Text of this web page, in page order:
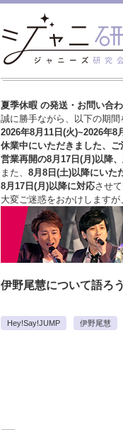
夏季休暇 の発送・お問い合
誠に勝手ながら、以下の期間
2026年8月11日(火)~2026年8
休業中にいただきました、ご
営業再開の8月17日(月)以降
また、 8月8日(土)以降にいた
8月17日(月)以降に対応させ
大変ご迷惑をおかけしますが
伊野尾慧について語ろう
Hey!Say!JUMP 伊野尾慧